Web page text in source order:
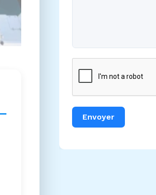
Envoyer